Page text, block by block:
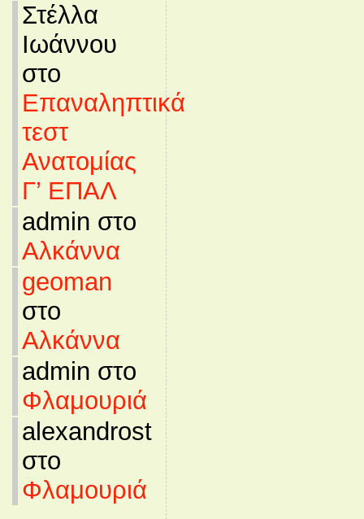
Στέλλα
Ιωάννου
στο
Επαναληπτικά
τεστ
Ανατομίας
Γ’ ΕΠΑΛ
admin στο
Αλκάννα
geoman
στο
Αλκάννα
admin στο
Φλαμουριά
alexandrost
στο
Φλαμουριά